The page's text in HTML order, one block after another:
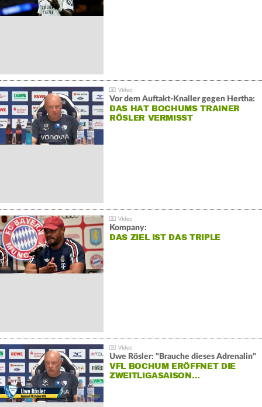
Vor dem Auftakt-Knaller gegen Hertha:
DAS HAT BOCHUMS TRAINER
RÖSLER VERMISST
Kompany:
DAS ZIEL IST DAS TRIPLE
Uwe Rösler: "Brauche dieses Adrenalin"
VFL BOCHUM ERÖFFNET DIE
ZWEITLIGASAISON…